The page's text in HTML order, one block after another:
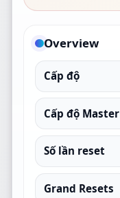
Overview
Cấp độ
Cấp độ Master
Số lần reset
Grand Resets